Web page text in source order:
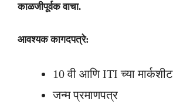
काळजीपूर्वक वाचा.
आवश्यक कागदपत्रे:
10 वी आणि ITI च्या मार्कशीट
जन्म प्रमाणपत्र